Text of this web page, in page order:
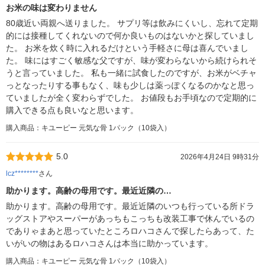
お米の味は変わりません
80歳近い両親へ送りました。 サプリ等は飲みにくいし、忘れて定期
的には接種してくれないので何か良いものはないかと探していまし
た。 お米を炊く時に入れるだけという手軽さに母は喜んでいまし
た。 味にはすごく敏感な父ですが、味が変わらないから続けられそ
うと言っていました。 私も一緒に試食したのですが、お米がベチャ
っとなったりする事もなく、味も少しは薬っぽくなるのかなと思っ
ていましたが全く変わらずでした。 お値段もお手頃なので定期的に
購入できる点も良いなと思います。
購入商品：キユーピー 元気な骨 1パック（10袋入）
5.0
2026年4月24日 9時31分
lcz********さん
助かります。高齢の母用です。最近近隣の…
助かります。高齢の母用です。最近近隣のいつも行っている所ドラ
ッグストアやスーパーがあっちもこっちも改装工事で休んでいるの
でありゃまあと思っていたところロハコさんで探したらあって、た
いがいの物はあるロハコさんは本当に助かっています。
購入商品：キユーピー 元気な骨 1パック（10袋入）